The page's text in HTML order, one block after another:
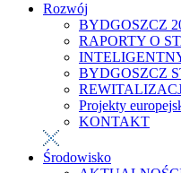
Rozwój
BYDGOSZCZ
RAPORTY O
BYDGOSZCZ
Projekty
KONTAKT
Środowisko